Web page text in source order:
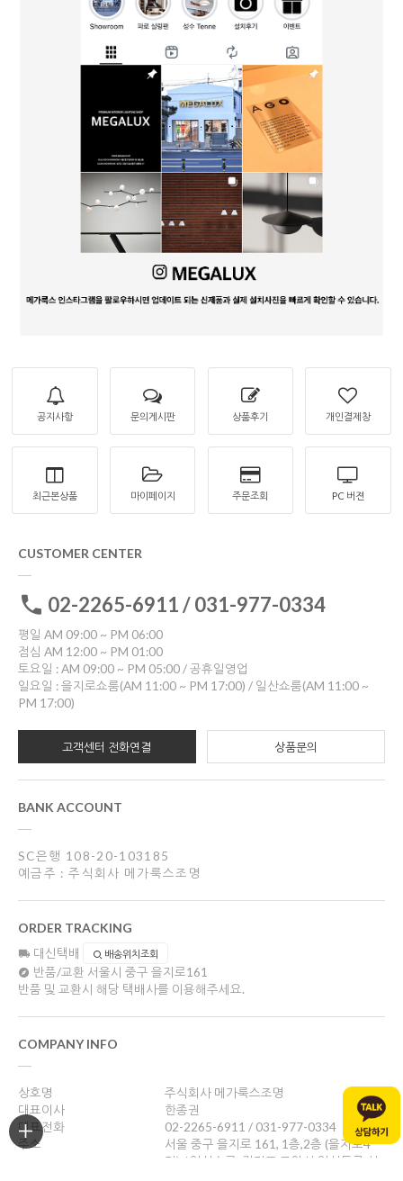
공지사항 문의게시판 상품후기 개인결제창
최근본상품 마이페이지 주문조회 PC 버젼
CUSTOMER CENTER
02-2265-6911 / 031-977-0334
평일 AM 09:00 ~ PM 06:00
점심 AM 12:00 ~ PM 01:00
토요일 : AM 09:00 ~ PM 05:00 / 공휴일영업
일요일 : 을지로쇼룸(AM 11:00 ~ PM 17:00) / 일산쇼룸(AM 11:00 ~
PM 17:00)
고객센터 전화연결 상품문의
BANK ACCOUNT
SC은행 108-20-103185
예금주 : 주식회사 메가룩스조명
ORDER TRACKING
대신택배 배송위치조회
반품/교환 서울시 중구 을지로161
반품 및 교환시 해당 택배사를 이용해주세요.
COMPANY INFO
상호명
주식회사 메가룩스조명
대표이사
한종권
대표전화
02-2265-6911 / 031-977-0334
주소
서울 중구 을지로 161, 1층,2층 (을지로4
가) / 일산쇼룸: 경기도 고양시 일산동구 성